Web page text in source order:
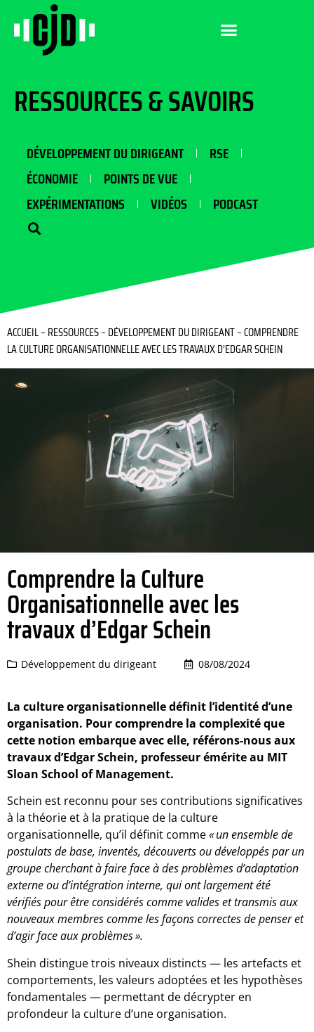
RESSOURCES & SAVOIRS
DÉVELOPPEMENT DU DIRIGEANT
RSE
ÉCONOMIE
POINTS DE VUE
EXPÉRIMENTATIONS
VIDÉOS PODCAST
ACCUEIL– RESSOURCES– DÉVELOPPEMENT DU DIRIGEANT–COMPRENDRE
LA CULTURE ORGANISATIONNELLE AVEC LES TRAVAUX D’EDGAR SCHEIN
Comprendre la Culture
Organisationnelle avec les
travaux d’Edgar Schein
Développement du dirigeant 08/08/2024
La culture organisationnelle définit l’identité d’une
organisation. Pour comprendre la complexité que
cette notion embarque avec elle, référons-nous aux
travaux d’Edgar Schein, professeur émérite au MIT
Sloan School of Management.
Schein est reconnu pour ses contributions significatives
à la théorie et à la pratique de la culture
organisationnelle, qu’il définit comme«un ensemble de
postulats de base, inventés, découverts ou développés par un
groupe cherchant à faire face à des problèmes d’adaptation
externe ou d’intégration interne, qui ont largement été
vérifiés pour être considérés comme valides et transmis aux
nouveaux membres comme les façons correctes de penser et
d’agir face aux problèmes».
Shein distingue trois niveaux distincts — les artefacts et
comportements, les valeurs adoptées et les hypothèses
fondamentales — permettant de décrypter en
profondeur la culture d’une organisation.